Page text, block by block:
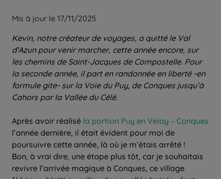
Mis à jour le 17/11/2025
Kevin, notre créateur de voyages, a quitté le Val
d'Azun pour venir marcher, cette année encore, sur
les chemins de Saint-Jacques de Compostelle. Pour
la seconde année, il part en randonnée en liberté -en
formule gite- sur la Voie du Puy, de Conques jusqu’à
Cahors par la Vallée du Célé.
Après avoir réalisé la portion Puy en Velay – Conques
l’année dernière, il était évident pour moi de
poursuivre cette année, là où je m’étais arrêté !
Bon, à vrai dire, une étape plus tôt, car je souhaitais
revivre l’arrivée magique à Conques, ce village